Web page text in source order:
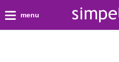
menu